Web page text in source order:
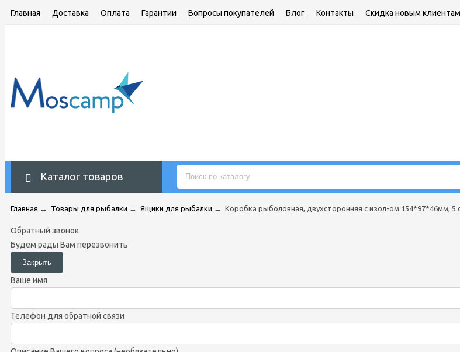
Главная Доставка Оплата Гарантии Вопросы покупателей Блог Контакты Скидка новым клиентам
Каталог товаров
Главная → Товары для рыбалки → Ящики для рыбалки → Коробка рыболовная, двухсторонняя с изол-ом 154*97*46мм, 5
Обратный звонок
Будем рады Вам перезвонить
Ваше имя
Телефон для обратной связи